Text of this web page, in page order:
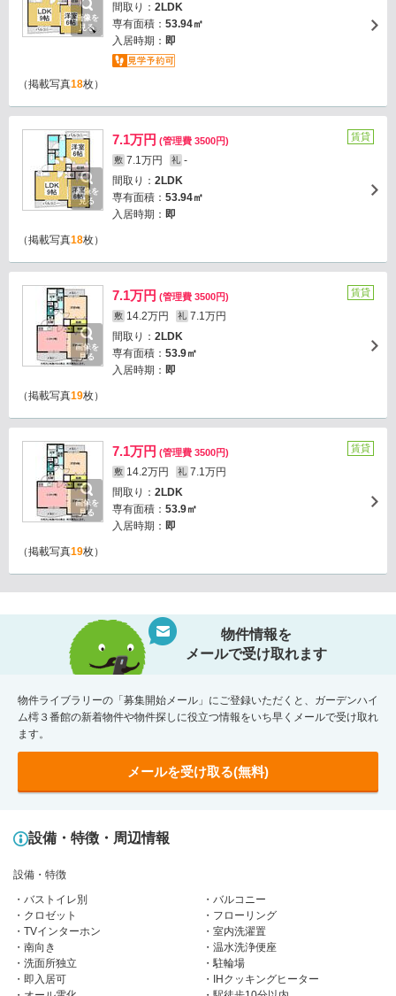
画像を
見る
間取り： 2LDK
専有面積： 53.94㎡
入居時期： 即
（掲載写真18枚）
画像を
見る
7.1万円 (管理費 3500円)
敷 7.1万円 礼 -
間取り： 2LDK
専有面積： 53.94㎡
入居時期： 即
賃貸
（掲載写真18枚）
画像を
見る
7.1万円 (管理費 3500円)
敷 14.2万円 礼 7.1万円
間取り： 2LDK
専有面積： 53.9㎡
入居時期： 即
賃貸
（掲載写真19枚）
画像を
見る
7.1万円 (管理費 3500円)
敷 14.2万円 礼 7.1万円
間取り： 2LDK
専有面積： 53.9㎡
入居時期： 即
賃貸
（掲載写真19枚）
物件情報を
メールで受け取れます
物件ライブラリーの「募集開始メール」にご登録いただくと、ガーデンハイ
ム樗３番館の新着物件や物件探しに役立つ情報をいち早くメールで受け取れ
ます。
メールを受け取る(無料)
設備・特徴・周辺情報
設備・特徴
バストイレ別
バルコニー
クロゼット
フローリング
TVインターホン
室内洗濯置
南向き
温水洗浄便座
洗面所独立
駐輪場
即入居可
IHクッキングヒーター